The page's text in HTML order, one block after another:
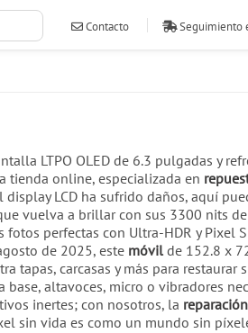
Contacto Seguimiento
LTPO OLED de 6.3 pulgadas y
tienda online, especializada en
LCD ha sufrido daños, aquí
vuelva a brillar con sus 3300 nits
perfectas con Ultra-HDR y Pixel
de 2025, este móvil de 152.8 x
tapas, carcasas y más para
altavoces, micro o vibradores
inertes; con nosotros, la reparación
sin vida es como un mundo sin